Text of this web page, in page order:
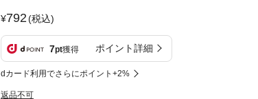
792(税込)
7pt獲得 ポイント詳細
dカード利用でさらにポイント+2%
返品不可